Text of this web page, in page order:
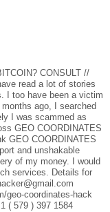
CONSULT //
read a lot of stories
I too have been a victim
ago, I searched
I was scammed as
GEO COORDINATES
GEO COORDINATES
and unshakable
of my money. I would
services. Details for
geo-coordinates-hack
( 579 ) 397 1584